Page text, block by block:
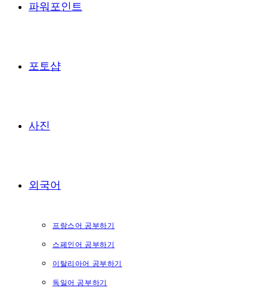
파워포인트
포토샵
사진
외국어
프랑스어 공부하기
스페인어 공부하기
이탈리아어 공부하기
독일어 공부하기